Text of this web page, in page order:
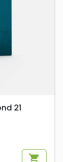
21
shopping_cart